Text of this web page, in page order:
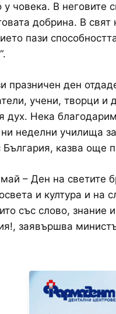
човека. В неговите
добрина. В
пази
празничен ден
учени, творци и
дух. Нека
ни неделни училища
България, казва още
– Ден на светите
и култура и на
със слово, знание
заявършва